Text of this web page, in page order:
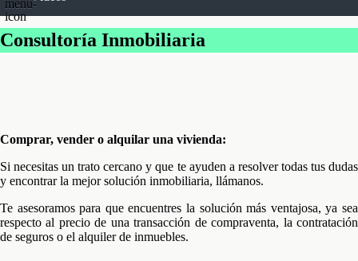
Consultoría Inmobiliaria
Comprar, vender o alquilar una vivienda:
Si necesitas un trato cercano y que te ayuden a resolver todas tus dudas
y encontrar la mejor solución inmobiliaria, llámanos.
Te asesoramos para que encuentres la solución más ventajosa, ya sea
respecto al precio de una transacción de compraventa, la contratación
de seguros o el alquiler de inmuebles.